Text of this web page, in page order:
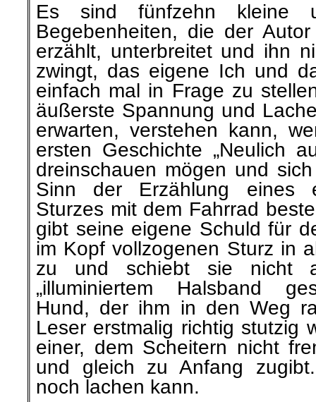
Es sind fünfzehn kleine
Begebenheiten, die der
erzählt, unterbreitet und ihn
zwingt, das eigene Ich und
einfach mal in Frage zu
äußerste Spannung und
erwarten, verstehen kann,
ersten Geschichte „Neulich
dreinschauen mögen und
Sinn der Erzählung eines
Sturzes mit dem Fahrrad
gibt seine eigene Schuld für
im Kopf vollzogenen Sturz in
zu und schiebt sie nicht
„illuminiertem Halsband
Hund, der ihm in den Weg
Leser erstmalig richtig stutzig
einer, dem Scheitern nicht
und gleich zu Anfang
noch lachen kann.